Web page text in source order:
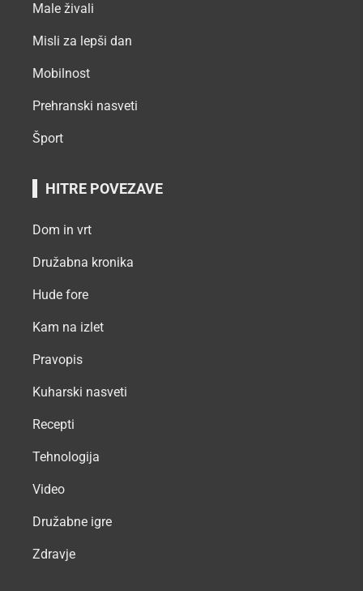
Male živali
Misli za lepši dan
Mobilnost
Prehranski nasveti
Šport
HITRE POVEZAVE
Dom in vrt
Družabna kronika
Hude fore
Kam na izlet
Pravopis
Kuharski nasveti
Recepti
Tehnologija
Video
Družabne igre
Zdravje